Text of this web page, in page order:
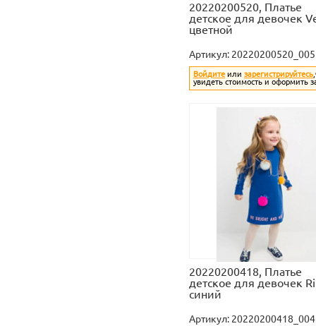
20220200520, Платье
детское для девочек
цветной
Артикул:
Войдите или зарегистрируйтесь
увидеть стоимость и оформить
20220200418, Платье
детское для девочек
синий
Артикул: